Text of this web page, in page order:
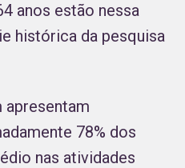
anos estão nessa
histórica da pesquisa
78% dos
nas atividades